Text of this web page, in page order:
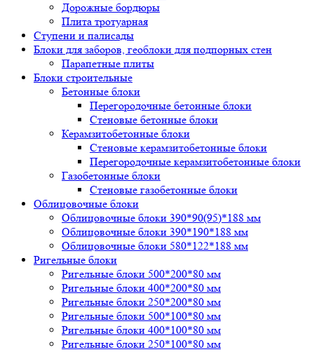
Дорожные бордюры
Плита тротуарная
Ступени и палисады
Блоки для заборов, геоблоки для подпорных стен
Парапетные плиты
Блоки строительные
Бетонные блоки
Перегородочные бетонные блоки
Стеновые бетонные блоки
Керамзитобетонные блоки
Стеновые керамзитобетонные блоки
Перегородочные керамзитобетонные блоки
Газобетонные блоки
Стеновые газобетонные блоки
Облицовочные блоки
Облицовочные блоки 390*90(95)*188 мм
Облицовочные блоки 390*190*188 мм
Облицовочные блоки 580*122*188 мм
Ригельные блоки
Ригельные блоки 500*200*80 мм
Ригельные блоки 400*200*80 мм
Ригельные блоки 250*200*80 мм
Ригельные блоки 500*100*80 мм
Ригельные блоки 400*100*80 мм
Ригельные блоки 250*100*80 мм